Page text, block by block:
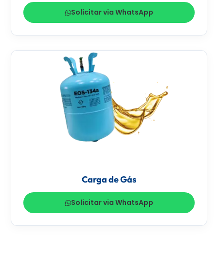
Solicitar via WhatsApp
Carga de Gás
Solicitar via WhatsApp